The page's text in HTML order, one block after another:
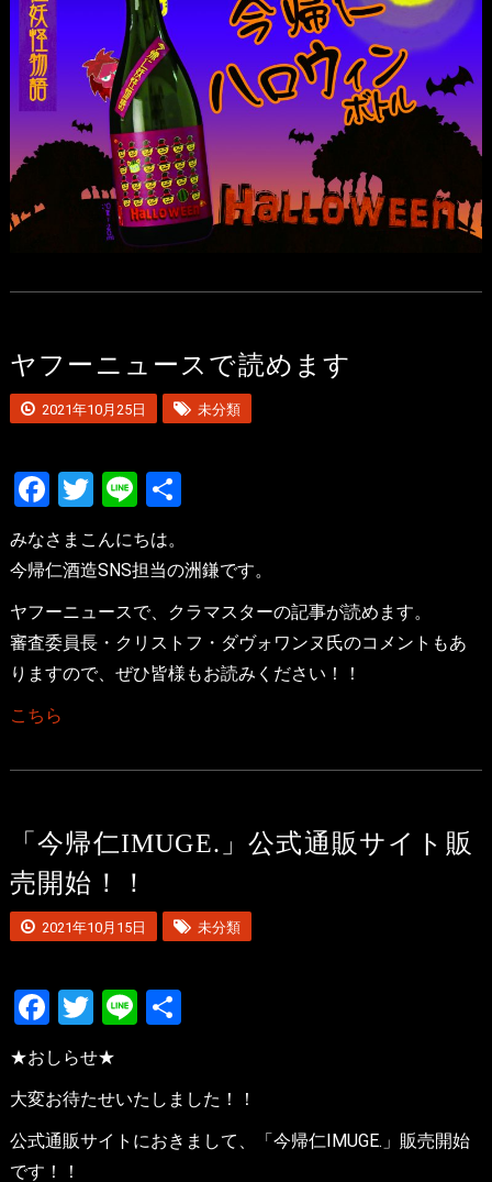
ヤフーニュースで読めます
2021年10月25日 未分類
Facebook
Twitter
Line共
みなさまこんにちは。
今帰仁酒造SNS担当の洲鎌です。
ヤフーニュースで、クラマスターの記事が読めます。
審査委員長・クリストフ・ダヴォワンヌ氏のコメントもあ
りますので、ぜひ皆様もお読みください！！
こちら
「今帰仁IMUGE.」公式通販サイト販
売開始！！
2021年10月15日 未分類
Facebook
Twitter
Line共
★おしらせ★
大変お待たせいたしました！！
公式通販サイトにおきまして、「今帰仁IMUGE.」販売開始
です！！